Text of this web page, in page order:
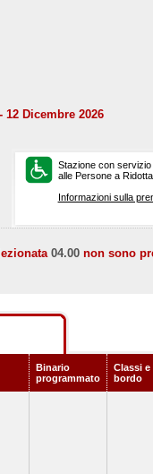
12 Dicembre 2026
Stazione con
alle Persone a
Informazioni sulla
04.00 non sono
Binario
programmato
Classi e
bordo